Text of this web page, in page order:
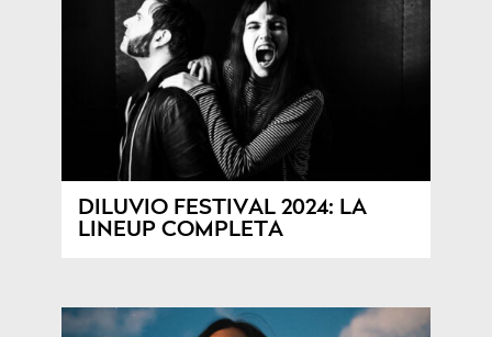
DILUVIO FESTIVAL 2024: LA
LINEUP COMPLETA